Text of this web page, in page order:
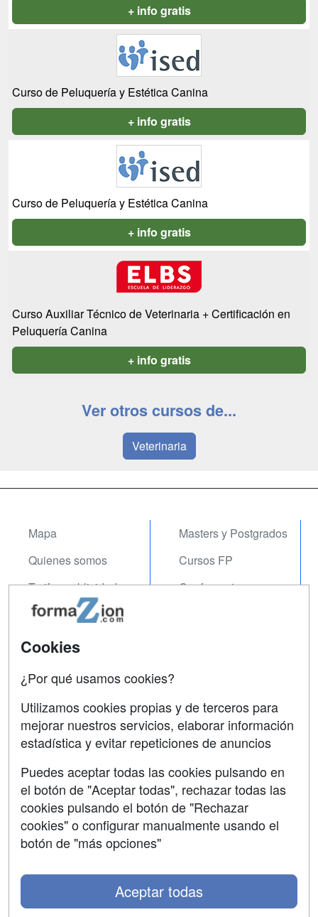
+ info gratis
Curso de Peluquería y Estética Canina
+ info gratis
Curso de Peluquería y Estética Canina
+ info gratis
Curso Auxiliar Técnico de Veterinaria + Certificación en
Peluquería Canina
+ info gratis
Ver otros cursos de...
Veterinaria
Mapa
Quienes somos
Tarifas publicidad
Acceso Usuarios
Acceso Centros
Masters y Postgrados
Cursos FP
Conferencias
Contactar
Confidencialidad
Aviso legal
Copyleft
Cookies
¿Por qué usamos cookies?
Utilizamos cookies propias y de terceros para
mejorar nuestros servicios, elaborar información
estadística y evitar repeticiones de anuncios
Puedes aceptar todas las cookies pulsando en
el botón de "Aceptar todas", rechazar todas las
cookies pulsando el botón de "Rechazar
cookies" o configurar manualmente usando el
botón de "más opciones"
Aceptar todas